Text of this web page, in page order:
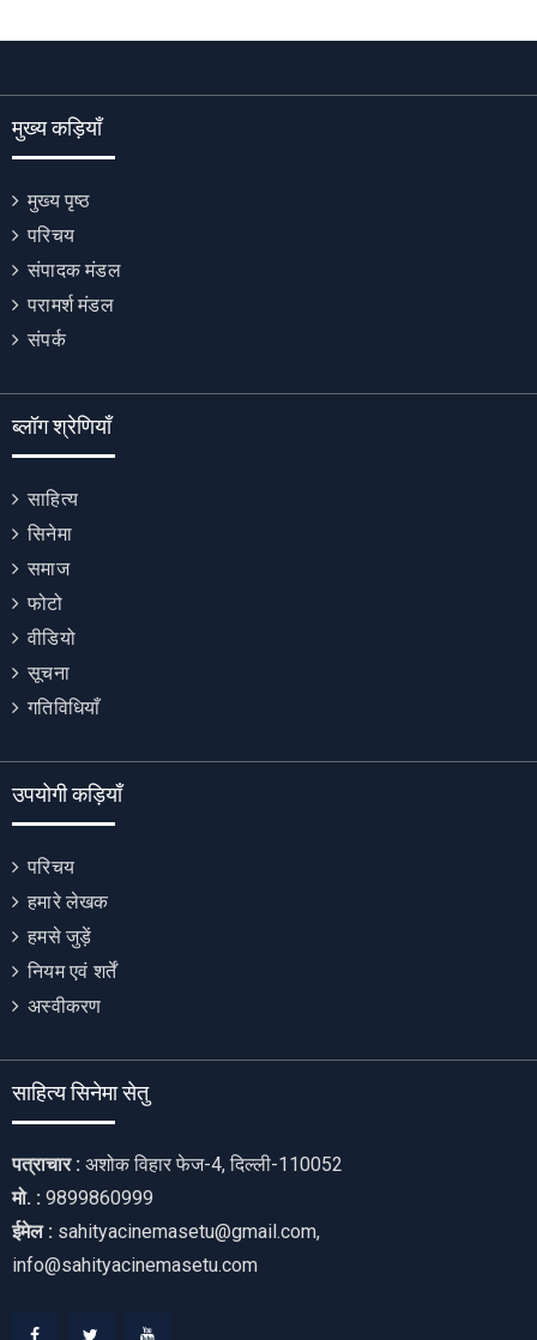
मुख्य कड़ियाँ
मुख्य पृष्ठ
परिचय
संपादक मंडल
परामर्श मंडल
संपर्क
ब्लॉग श्रेणियाँ
साहित्य
सिनेमा
समाज
फोटो
वीडियो
सूचना
गतिविधियाँ
उपयोगी कड़ियाँ
परिचय
हमारे लेखक
हमसे जुड़ें
नियम एवं शर्तें
अस्वीकरण
साहित्य सिनेमा सेतु
पत्राचार : अशोक विहार फेज-4, दिल्ली-110052
मो. : 9899860999
ईमेल : sahityacinemasetu@gmail.com,
info@sahityacinemasetu.com